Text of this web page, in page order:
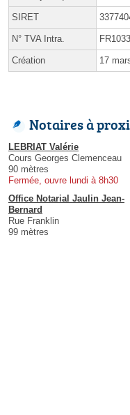
SIRET
N° TVA Intra.
Création 17
Notaires à
LEBRIAT Valérie
Cours Georges Clemenceau
90 mètres
Fermée, ouvre lundi à 8h30
Office Notarial Jaulin Jean-
Bernard
Rue Franklin
99 mètres